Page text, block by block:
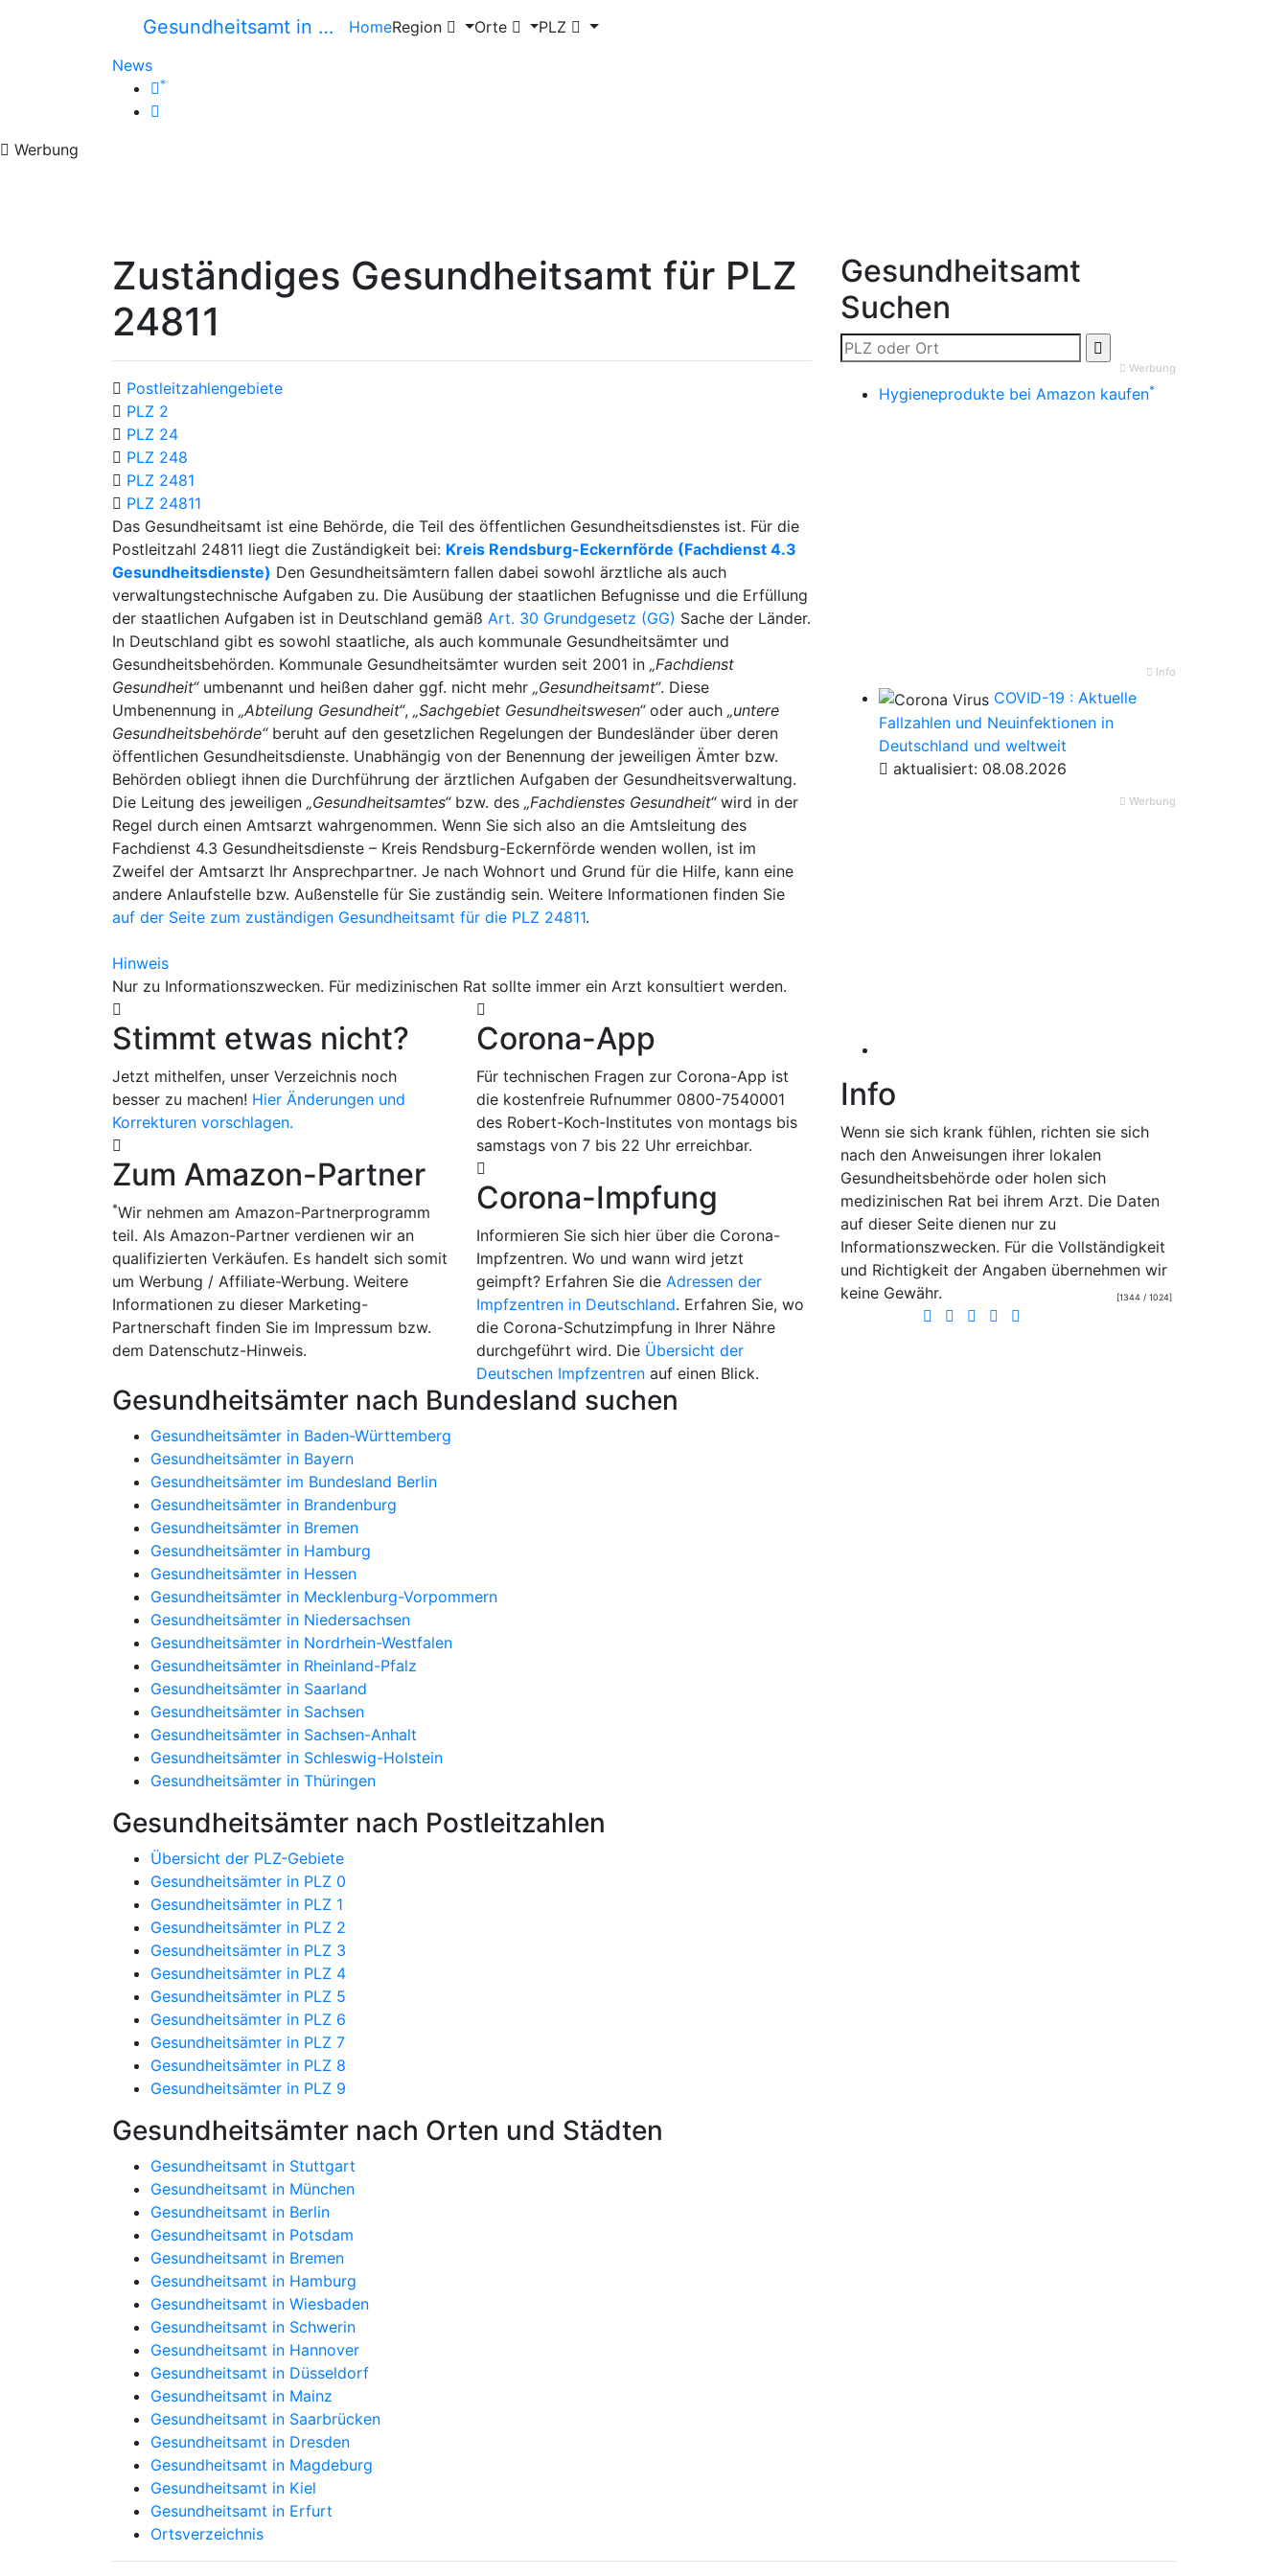
Gesundheitsamt in … HomeRegion Orte
PLZ
News
*
Werbung
Zuständiges Gesundheitsamt für PLZ
24811
Postleitzahlengebiete
PLZ 2
PLZ 24
PLZ 248
PLZ 2481
PLZ 24811
Das Gesundheitsamt ist eine Behörde, die Teil des öffentlichen Gesundheitsdienstes ist. Für die
Postleitzahl 24811 liegt die Zuständigkeit bei: Kreis Rendsburg-Eckernförde (Fachdienst 4.3
Gesundheitsdienste) Den Gesundheitsämtern fallen dabei sowohl ärztliche als auch
verwaltungstechnische Aufgaben zu. Die Ausübung der staatlichen Befugnisse und die Erfüllung
der staatlichen Aufgaben ist in Deutschland gemäß Art. 30 Grundgesetz (GG) Sache der Länder.
In Deutschland gibt es sowohl staatliche, als auch kommunale Gesundheitsämter und
Gesundheitsbehörden. Kommunale Gesundheitsämter wurden seit 2001 in „Fachdienst
Gesundheit“umbenannt und heißen daher ggf. nicht mehr „Gesundheitsamt“. Diese
Umbenennung in „Abteilung Gesundheit“, „Sachgebiet Gesundheitswesen“oder auch „untere
Gesundheitsbehörde“beruht auf den gesetzlichen Regelungen der Bundesländer über deren
öffentlichen Gesundheitsdienste. Unabhängig von der Benennung der jeweiligen Ämter bzw.
Behörden obliegt ihnen die Durchführung der ärztlichen Aufgaben der Gesundheitsverwaltung.
Die Leitung des jeweiligen „Gesundheitsamtes“bzw. des „Fachdienstes Gesundheit“wird in der
Regel durch einen Amtsarzt wahrgenommen. Wenn Sie sich also an die Amtsleitung des
Fachdienst 4.3 Gesundheitsdienste – Kreis Rendsburg-Eckernförde wenden wollen, ist im
Zweifel der Amtsarzt Ihr Ansprechpartner. Je nach Wohnort und Grund für die Hilfe, kann eine
andere Anlaufstelle bzw. Außenstelle für Sie zuständig sein. Weitere Informationen finden Sie
auf der Seite zum zuständigen Gesundheitsamt für die PLZ 24811.
Hinweis
Nur zu Informationszwecken. Für medizinischen Rat sollte immer ein Arzt konsultiert werden.
Stimmt etwas nicht?
Jetzt mithelfen, unser Verzeichnis noch
besser zu machen! Hier Änderungen und
Korrekturen vorschlagen.
Zum Amazon-Partner
*Wir nehmen am Amazon-Partnerprogramm
teil. Als Amazon-Partner verdienen wir an
qualifizierten Verkäufen. Es handelt sich somit
um Werbung / Affiliate-Werbung. Weitere
Informationen zu dieser Marketing-
Partnerschaft finden Sie im Impressum bzw.
dem Datenschutz-Hinweis.
Corona-App
Für technischen Fragen zur Corona-App ist
die kostenfreie Rufnummer 0800-7540001
des Robert-Koch-Institutes von montags bis
samstags von 7 bis 22 Uhr erreichbar.
Corona-Impfung
Informieren Sie sich hier über die Corona-
Impfzentren. Wo und wann wird jetzt
geimpft? Erfahren Sie die Adressen der
Impfzentren in Deutschland. Erfahren Sie, wo
die Corona-Schutzimpfung in Ihrer Nähre
durchgeführt wird. Die Übersicht der
Deutschen Impfzentren auf einen Blick.
Gesundheitsamt
Suchen
Werbung
Hygieneprodukte bei Amazon kaufen*
Info
COVID-19 : Aktuelle
Fallzahlen und Neuinfektionen in
Deutschland und weltweit
aktualisiert: 08.08.2026
Werbung
Info
Wenn sie sich krank fühlen, richten sie sich
nach den Anweisungen ihrer lokalen
Gesundheitsbehörde oder holen sich
medizinischen Rat bei ihrem Arzt. Die Daten
auf dieser Seite dienen nur zu
Informationszwecken. Für die Vollständigkeit
und Richtigkeit der Angaben übernehmen wir
keine Gewähr.
[1344 / 1024]
Gesundheitsämter nach Bundesland suchen
Gesundheitsämter in Baden-Württemberg
Gesundheitsämter in Bayern
Gesundheitsämter im Bundesland Berlin
Gesundheitsämter in Brandenburg
Gesundheitsämter in Bremen
Gesundheitsämter in Hamburg
Gesundheitsämter in Hessen
Gesundheitsämter in Mecklenburg-Vorpommern
Gesundheitsämter in Niedersachsen
Gesundheitsämter in Nordrhein-Westfalen
Gesundheitsämter in Rheinland-Pfalz
Gesundheitsämter in Saarland
Gesundheitsämter in Sachsen
Gesundheitsämter in Sachsen-Anhalt
Gesundheitsämter in Schleswig-Holstein
Gesundheitsämter in Thüringen
Gesundheitsämter nach Postleitzahlen
Übersicht der PLZ-Gebiete
Gesundheitsämter in PLZ 0
Gesundheitsämter in PLZ 1
Gesundheitsämter in PLZ 2
Gesundheitsämter in PLZ 3
Gesundheitsämter in PLZ 4
Gesundheitsämter in PLZ 5
Gesundheitsämter in PLZ 6
Gesundheitsämter in PLZ 7
Gesundheitsämter in PLZ 8
Gesundheitsämter in PLZ 9
Gesundheitsämter nach Orten und Städten
Gesundheitsamt in Stuttgart
Gesundheitsamt in München
Gesundheitsamt in Berlin
Gesundheitsamt in Potsdam
Gesundheitsamt in Bremen
Gesundheitsamt in Hamburg
Gesundheitsamt in Wiesbaden
Gesundheitsamt in Schwerin
Gesundheitsamt in Hannover
Gesundheitsamt in Düsseldorf
Gesundheitsamt in Mainz
Gesundheitsamt in Saarbrücken
Gesundheitsamt in Dresden
Gesundheitsamt in Magdeburg
Gesundheitsamt in Kiel
Gesundheitsamt in Erfurt
Ortsverzeichnis